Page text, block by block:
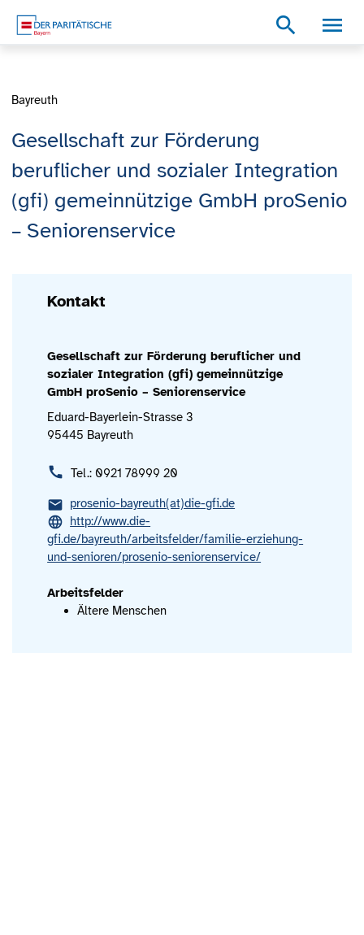
search
Gesellschaft zur Förderung
beruflicher und sozialer Integration
(gfi) gemeinnützige GmbH proSenio
– Seniorenservice
Bayreuth
Kontakt
Gesellschaft zur Förderung beruflicher und
sozialer Integration (gfi) gemeinnützige
GmbH proSenio – Seniorenservice
Eduard-Bayerlein-Strasse 3
95445 Bayreuth
Tel.: 0921 78999 20
prosenio-bayreuth(at)die-gfi.de
http://www.die-
gfi.de/bayreuth/arbeitsfelder/familie-erziehung-
und-senioren/prosenio-seniorenservice/
Arbeitsfelder
Ältere Menschen